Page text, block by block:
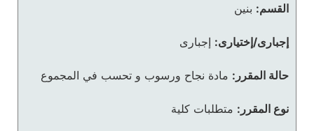
القسم: بنين
إجبارى/إختيارى: إجبارى
حالة المقرر: مادة نجاح ورسوب و تحسب في المجموع
نوع المقرر: متطلبات كلية